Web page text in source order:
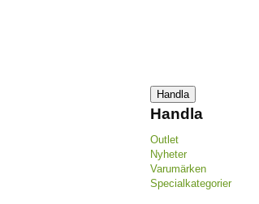
Handla
Handla
Outlet
Nyheter
Varumärken
Specialkategorier